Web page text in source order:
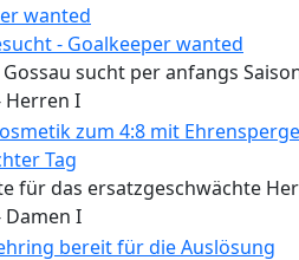
- Goalkeeper wanted
Gossau sucht per anfangs
Herren I
Tag
für das ersatzgeschwächte
Damen I